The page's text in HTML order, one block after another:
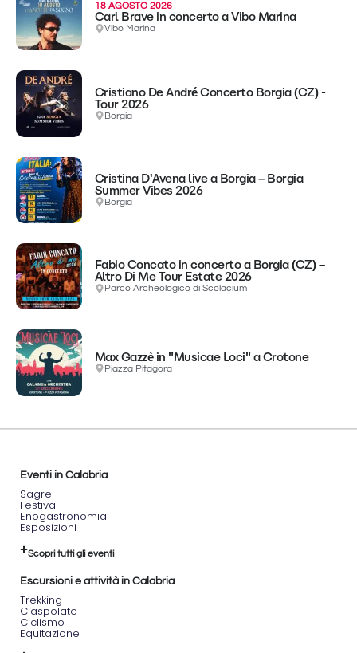
18 AGOSTO 2026
Carl Brave in concerto a Vibo Marina
Vibo Marina
Cristiano De André Concerto Borgia (CZ) -
Tour 2026
Borgia
Cristina D'Avena live a Borgia – Borgia
Summer Vibes 2026
Borgia
Fabio Concato in concerto a Borgia (CZ) –
Altro Di Me Tour Estate 2026
Parco Archeologico di Scolacium
Max Gazzè in "Musicae Loci" a Crotone
Piazza Pitagora
Eventi in Calabria
Sagre
Festival
Enogastronomia
Esposizioni
Scopri tutti gli eventi
Escursioni e attività in Calabria
Trekking
Ciaspolate
Ciclismo
Equitazione